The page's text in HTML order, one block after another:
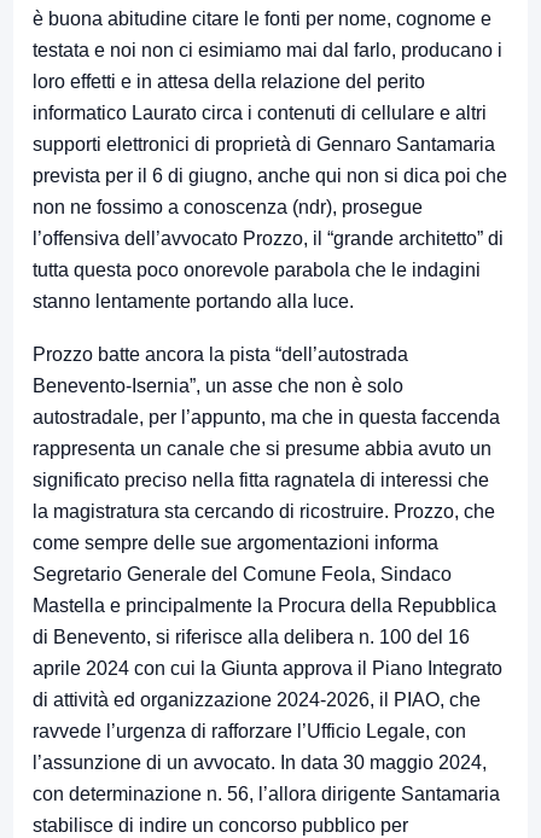
è buona abitudine citare le fonti per nome, cognome e
testata e noi non ci esimiamo mai dal farlo, producano i
loro effetti e in attesa della relazione del perito
informatico Laurato circa i contenuti di cellulare e altri
supporti elettronici di proprietà di Gennaro Santamaria
prevista per il 6 di giugno, anche qui non si dica poi che
non ne fossimo a conoscenza (ndr), prosegue
l’offensiva dell’avvocato Prozzo, il “grande architetto” di
tutta questa poco onorevole parabola che le indagini
stanno lentamente portando alla luce.
Prozzo batte ancora la pista “dell’autostrada
Benevento-Isernia”, un asse che non è solo
autostradale, per l’appunto, ma che in questa faccenda
rappresenta un canale che si presume abbia avuto un
significato preciso nella fitta ragnatela di interessi che
la magistratura sta cercando di ricostruire. Prozzo, che
come sempre delle sue argomentazioni informa
Segretario Generale del Comune Feola, Sindaco
Mastella e principalmente la Procura della Repubblica
di Benevento, si riferisce alla delibera n. 100 del 16
aprile 2024 con cui la Giunta approva il Piano Integrato
di attività ed organizzazione 2024-2026, il PIAO, che
ravvede l’urgenza di rafforzare l’Ufficio Legale, con
l’assunzione di un avvocato. In data 30 maggio 2024,
con determinazione n. 56, l’allora dirigente Santamaria
stabilisce di indire un concorso pubblico per